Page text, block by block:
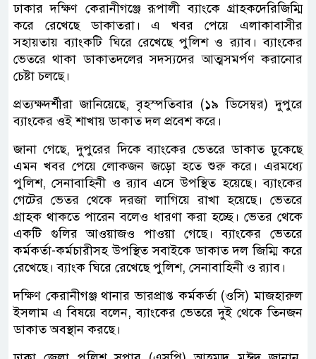
ঢাকার দক্ষিণ কেরানীগঞ্জে রূপালী ব্যাংকে গ্রাহকদেরিজিম্মি
করে রেখেছে ডাকাতরা। এ খবর পেয়ে এলাকাবাসীর
সহায়তায় ব্যাংকটি ঘিরে রেখেছে পুলিশ ও র‍্যাব। ব্যাংকের
ভেতরে থাকা ডাকাতদলের সদস্যদের আত্মসমর্পণ করানোর
চেষ্টা চলছে।
প্রত্যক্ষদর্শীরা জানিয়েছে, বৃহস্পতিবার (১৯ ডিসেম্বর) দুপুরে
ব্যাংকের ওই শাখায় ডাকাত দল প্রবেশ করে।
জানা গেছে, দুপুরের দিকে ব্যাংকের ভেতরে ডাকাত ঢুকেছে
এমন খবর পেয়ে লোকজন জড়ো হতে শুরু করে। এরমধ্যে
পুলিশ, সেনাবাহিনী ও র‍্যাব এসে উপস্থিত হয়েছে। ব্যাংকের
গেটের ভেতর থেকে দরজা লাগিয়ে রাখা হয়েছে। ভেতরে
গ্রাহক থাকতে পারেন বলেও ধারণা করা হচ্ছে। ভেতর থেকে
একটি গুলির আওয়াজও পাওয়া গেছে। ব্যাংকের ভেতরে
কর্মকর্তা-কর্মচারীসহ উপস্থিত সবাইকে ডাকাত দল জিম্মি করে
রেখেছে। ব্যাংক ঘিরে রেখেছে পুলিশ, সেনাবাহিনী ও র‍্যাব।
দক্ষিণ কেরানীগঞ্জ থানার ভারপ্রাপ্ত কর্মকর্তা (ওসি) মাজহারুল
ইসলাম এ বিষয়ে বলেন, ব্যাংকের ভেতরে দুই থেকে তিনজন
ডাকাত অবস্থান করছে।